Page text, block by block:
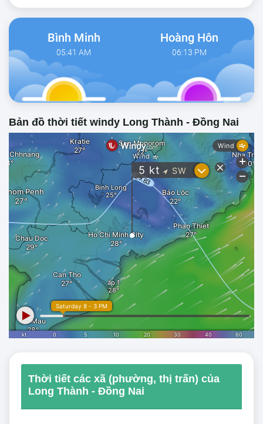
Bình Minh
05:41 AM
Hoàng Hôn
06:13 PM
Bản đồ thời tiết windy Long Thành - Đồng Nai
Thời tiết các xã (phường, thị trấn) của
Long Thành - Đồng Nai